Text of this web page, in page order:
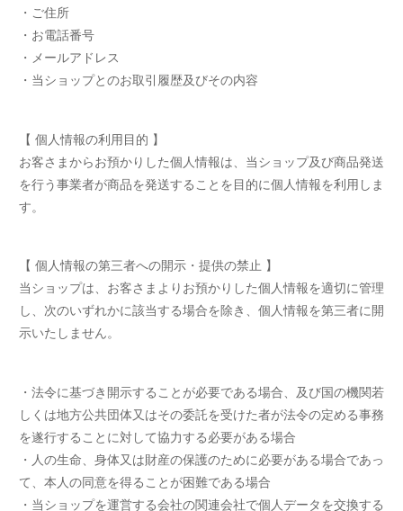
・ご住所
・お電話番号
・メールアドレス
・当ショップとのお取引履歴及びその内容
【 個人情報の利用目的 】
お客さまからお預かりした個人情報は、当ショップ及び商品発送
を行う事業者が商品を発送することを目的に個人情報を利用しま
す。
【 個人情報の第三者への開示・提供の禁止 】
当ショップは、お客さまよりお預かりした個人情報を適切に管理
し、次のいずれかに該当する場合を除き、個人情報を第三者に開
示いたしません。
・法令に基づき開示することが必要である場合、及び国の機関若
しくは地方公共団体又はその委託を受けた者が法令の定める事務
を遂行することに対して協力する必要がある場合
・人の生命、身体又は財産の保護のために必要がある場合であっ
て、本人の同意を得ることが困難である場合
・当ショップを運営する会社の関連会社で個人データを交換する